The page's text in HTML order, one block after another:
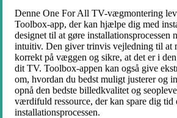
Denne One For All TV-vægmontering
Toolbox-app, der kan hjælpe dig med
designet til at gøre installationsprocessen
intuitiv. Den giver trinvis vejledning til at
korrekt på væggen og sikre, at det er i
dit TV. Toolbox-appen kan også give
om, hvordan du bedst muligt justerer og
opnå den bedste billedkvalitet og
værdifuld ressource, der kan spare dig tid
installationsprocessen.